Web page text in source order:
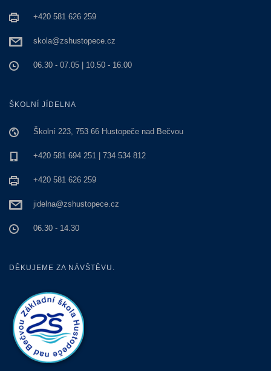
+420 581 626 259
skola@zshustopece.cz
06.30 - 07.05 | 10.50 - 16.00
ŠKOLNÍ JÍDELNA
Školní 223, 753 66 Hustopeče nad Bečvou
+420 581 694 251 | 734 534 812
+420 581 626 259
jidelna@zshustopece.cz
06.30 - 14.30
DĚKUJEME ZA NÁVŠTĚVU.